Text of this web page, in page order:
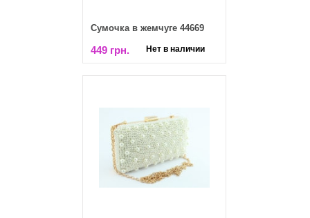
Сумочка в жемчуге 44669
449 грн. Нет в наличии